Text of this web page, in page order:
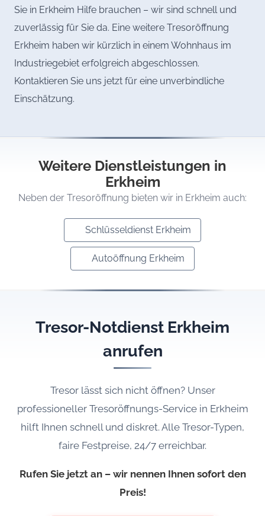
Sie in Erkheim Hilfe brauchen – wir sind schnell und
zuverlässig für Sie da. Eine weitere Tresoröffnung
Erkheim haben wir kürzlich in einem Wohnhaus im
Industriegebiet erfolgreich abgeschlossen.
Kontaktieren Sie uns jetzt für eine unverbindliche
Einschätzung.
Weitere Dienstleistungen in
Erkheim
Neben der Tresoröffnung bieten wir in Erkheim auch:
Schlüsseldienst Erkheim
Autoöffnung Erkheim
Tresor-Notdienst Erkheim
anrufen
Tresor lässt sich nicht öffnen? Unser
professioneller Tresoröffnungs-Service in Erkheim
hilft Ihnen schnell und diskret. Alle Tresor-Typen,
faire Festpreise, 24/7 erreichbar.
Rufen Sie jetzt an – wir nennen Ihnen sofort den
Preis!